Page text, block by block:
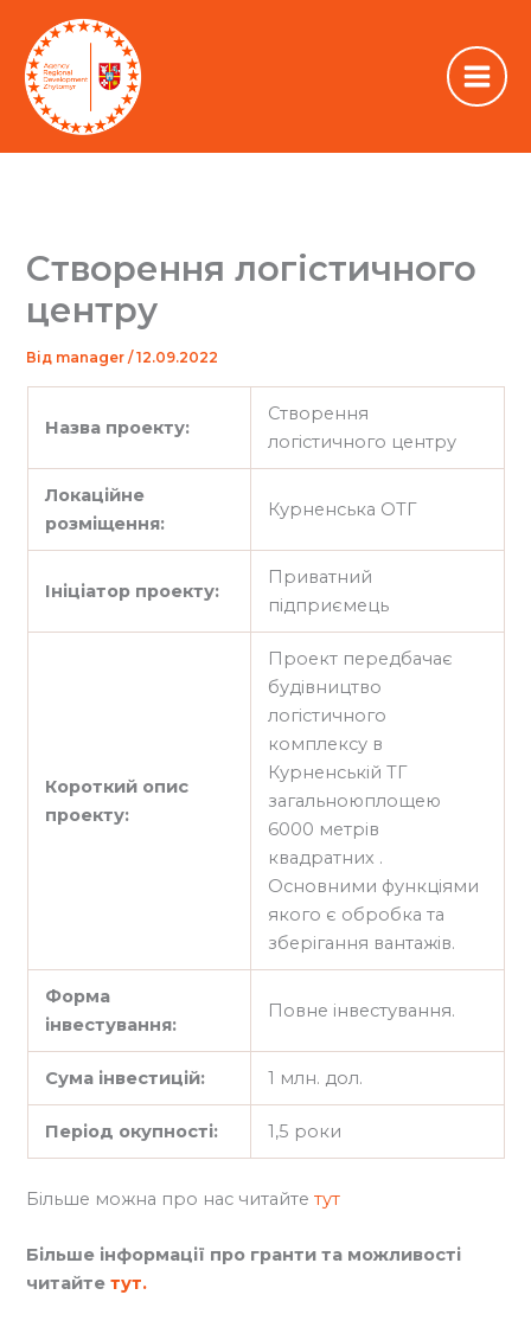
вмісту
Створення логістичного
центру
Від manager/12.09.2022
Назва проекту:
Створення
логістичного центру
Локаційне
розміщення:
Курненська ОТГ
Ініціатор проекту:
Приватний
підприємець
Короткий опис
проекту:
Проект передбачає
будівництво
логістичного
комплексу в
Курненській ТГ
загальноюплощею
6000 метрів
квадратних .
Основними функціями
якого є обробка та
зберігання вантажів.
Форма
інвестування:
Повне інвестування.
Сума інвестицій: 1 млн. дол.
Період окупності: 1,5 роки
Більше можна про нас читайтетут
Більше інформації про гранти та можливості
читайте тут.